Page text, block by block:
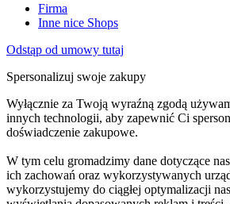
Firma
Inne nice Shops
Odstąp od umowy tutaj
Spersonalizuj swoje zakupy
Wyłącznie za Twoją wyraźną zgodą
innych technologii, aby zapewnić Ci
doświadczenie zakupowe.
W tym celu gromadzimy dane dotyczące
ich zachowań oraz wykorzystywanych
wykorzystujemy do ciągłej optymalizacji